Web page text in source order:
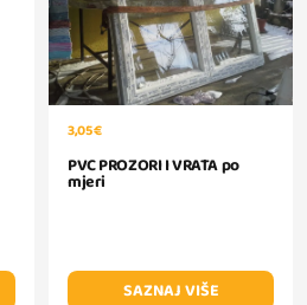
3,05 €
PVC PROZORI I VRATA po
mjeri
SAZNAJ VIŠE